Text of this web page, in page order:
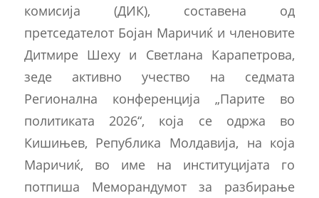
комисија (ДИК), составена од
претседателот Бојан Маричиќ и членовите
Дитмире Шеху и Светлана Карапетрова,
зеде активно учество на седмата
Регионална конференција „Парите во
политиката 2026“, која се одржа во
Кишињев, Република Молдавија, на која
Маричиќ, во име на институцијата го
потпиша Меморандумот за разбирање